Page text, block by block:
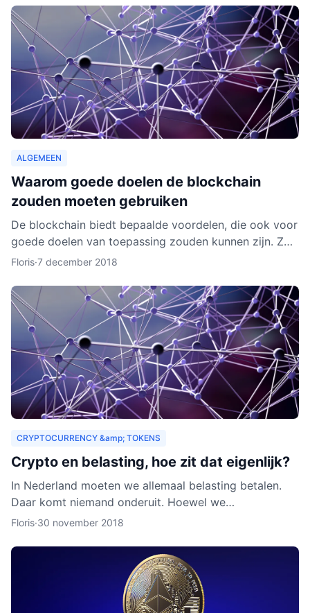
ALGEMEEN
Waarom goede doelen de blockchain
zouden moeten gebruiken
De blockchain biedt bepaalde voordelen, die ook voor
goede doelen van toepassing zouden kunnen zijn. Zo
zouden organisaties ook een heel nieuw publiek
Floris·7 december 2018
CRYPTOCURRENCY &amp; TOKENS
Crypto en belasting, hoe zit dat eigenlijk?
In Nederland moeten we allemaal belasting betalen.
Daar komt niemand onderuit. Hoewel we
cryptocurrency vaak zien als virtueel geld, is het toch
Floris·30 november 2018